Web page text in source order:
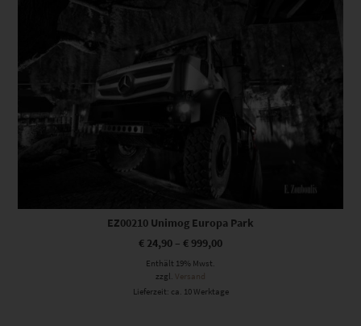
EZ00210 Unimog Europa Park
€ 24,90 – € 999,00
Enthält 19% Mwst.
zzgl. Versand
Lieferzeit: ca. 10 Werktage